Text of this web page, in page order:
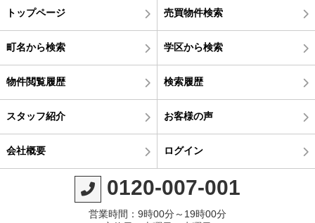
トップページ 売買物件検索
町名から検索 学区から検索
物件閲覧履歴 検索履歴
スタッフ紹介 お客様の声
会社概要 ログイン
0120-007-001
営業時間：9時00分～19時00分